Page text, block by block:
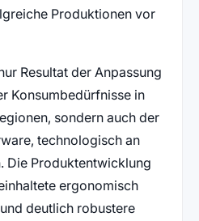
Produktionen vor
Resultat der Anpassung
Konsumbedürfnisse in
sondern auch der
technologisch an
Die Produktentwicklung
ergonomisch
deutlich robustere